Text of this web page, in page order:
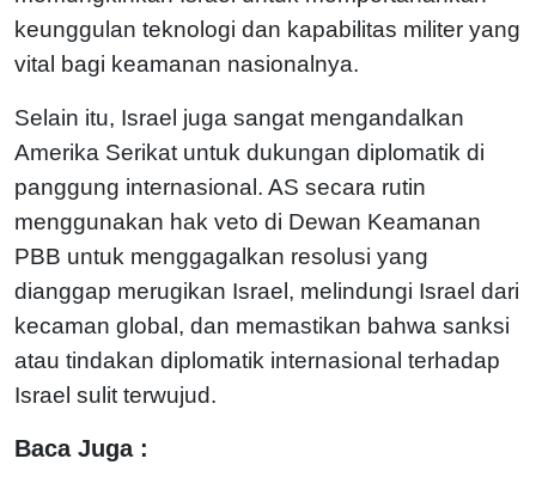
keunggulan teknologi dan kapabilitas militer yang
vital bagi keamanan nasionalnya.
Selain itu, Israel juga sangat mengandalkan
Amerika Serikat untuk dukungan diplomatik di
panggung internasional. AS secara rutin
menggunakan hak veto di Dewan Keamanan
PBB untuk menggagalkan resolusi yang
dianggap merugikan Israel, melindungi Israel dari
kecaman global, dan memastikan bahwa sanksi
atau tindakan diplomatik internasional terhadap
Israel sulit terwujud.
Baca Juga :